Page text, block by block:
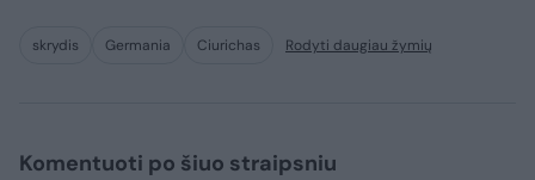
skrydis Germania Ciurichas Rodyti daugiau žymių
Komentuoti po šiuo straipsniu